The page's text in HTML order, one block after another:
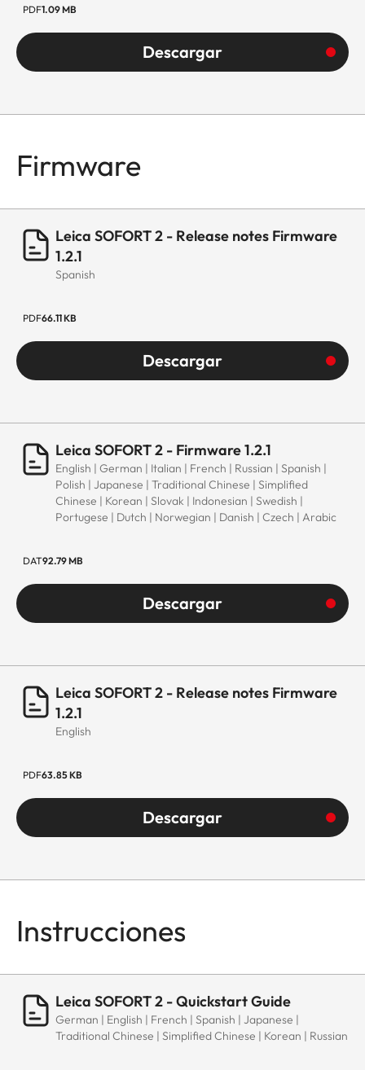
PDF1.09 MB
Descargar
Firmware
Leica SOFORT 2 - Release notes Firmware
1.2.1
Spanish
PDF66.11 KB
Descargar
Leica SOFORT 2 - Firmware 1.2.1
English | German | Italian | French | Russian | Spanish |
Polish | Japanese | Traditional Chinese | Simplified
Chinese | Korean | Slovak | Indonesian | Swedish |
Portugese | Dutch | Norwegian | Danish | Czech | Arabic
DAT92.79 MB
Descargar
Leica SOFORT 2 - Release notes Firmware
1.2.1
English
PDF63.85 KB
Descargar
Instrucciones
Leica SOFORT 2 - Quickstart Guide
German | English | French | Spanish | Japanese |
Traditional Chinese | Simplified Chinese | Korean | Russian